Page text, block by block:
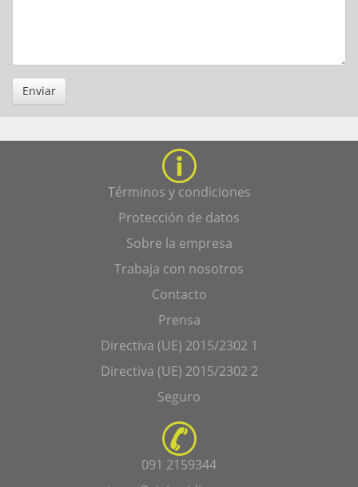
Enviar
Términos y condiciones
Protección de datos
Sobre la empresa
Trabaja con nosotros
Contacto
Prensa
Directiva (UE) 2015/2302 1
Directiva (UE) 2015/2302 2
Seguro
091 2159344